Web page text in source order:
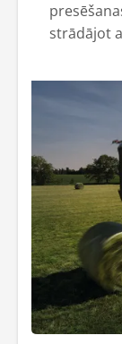
strādājot